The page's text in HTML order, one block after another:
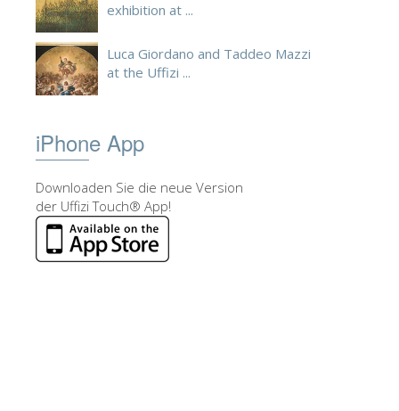
exhibition at ...
Luca Giordano and Taddeo Mazzi
at the Uffizi ...
iPhone App
Downloaden Sie die neue Version
der Uffizi Touch® App!